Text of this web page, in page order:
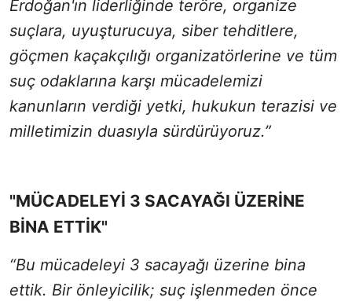
Erdoğan'ın liderliğinde teröre, organize
suçlara, uyuşturucuya, siber tehditlere,
göçmen kaçakçılığı organizatörlerine ve tüm
suç odaklarına karşı mücadelemizi
kanunların verdiği yetki, hukukun terazisi ve
milletimizin duasıyla sürdürüyoruz.”
"MÜCADELEYİ 3 SACAYAĞI ÜZERİNE
BİNA ETTİK"
“Bu mücadeleyi 3 sacayağı üzerine bina
ettik. Bir önleyicilik; suç işlenmeden önce